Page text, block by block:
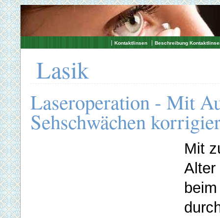
Kontaktlinsen Beschreibung
Lasik
Laseroperation - Mit
Sehschwächen
Mit
Alter